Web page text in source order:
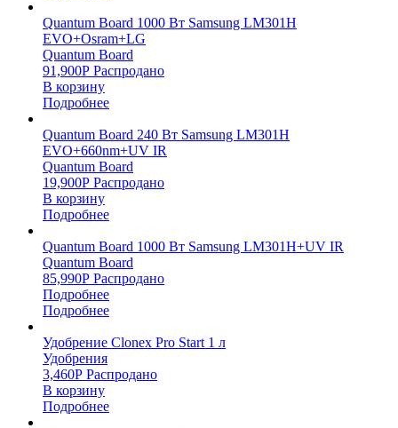
Quantum Board 1000 Вт Samsung LM301H
EVO+Osram+LG
Quantum Board
91,900Р Распродано
В корзину
Подробнее
Quantum Board 240 Вт Samsung LM301H
EVO+660nm+UV IR
Quantum Board
19,900Р Распродано
В корзину
Подробнее
Quantum Board 1000 Вт Samsung LM301H+UV IR
Quantum Board
85,990Р Распродано
Подробнее
Подробнее
Удобрение Clonex Pro Start 1 л
Удобрения
3,460Р Распродано
В корзину
Подробнее